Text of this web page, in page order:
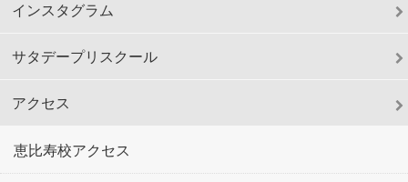
インスタグラム
サタデープリスクール
アクセス
恵比寿校アクセス